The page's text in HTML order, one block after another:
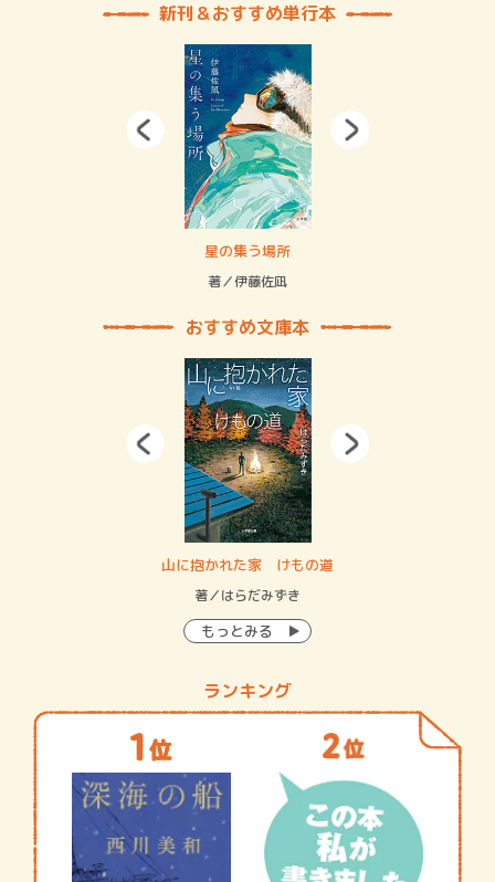
新刊＆おすすめ単行本
星の集う場所
著／伊藤佐凪
おすすめ文庫本
山に抱かれた家 けもの道
著／はらだみずき
もっとみる
ランキング